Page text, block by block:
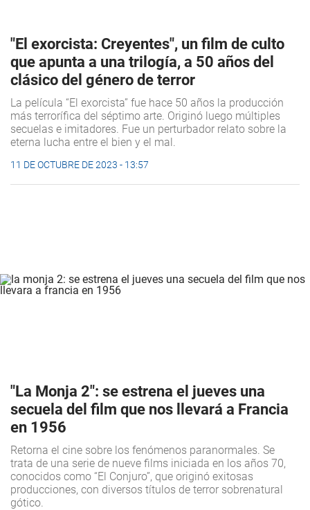
"El exorcista: Creyentes", un film de culto
que apunta a una trilogía, a 50 años del
clásico del género de terror
La película “El exorcista” fue hace 50 años la producción
más terrorífica del séptimo arte. Originó luego múltiples
secuelas e imitadores. Fue un perturbador relato sobre la
eterna lucha entre el bien y el mal.
11 DE OCTUBRE DE 2023 - 13:57
"La Monja 2": se estrena el jueves una
secuela del film que nos llevará a Francia
en 1956
Retorna el cine sobre los fenómenos paranormales. Se
trata de una serie de nueve films iniciada en los años 70,
conocidos como “El Conjuro”, que originó exitosas
producciones, con diversos títulos de terror sobrenatural
gótico.